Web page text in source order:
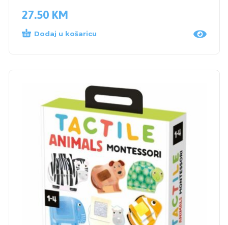
27.50 KM
Dodaj u košaricu